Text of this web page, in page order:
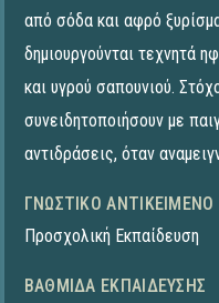
από σόδα και αφρό
δημιουργούνται τεχνητά
και υγρού σαπουνιού.
συνειδητοποιήσουν με
αντιδράσεις, όταν
ΓΝΩΣΤΙΚΌ ΑΝΤΙΚΕΊΜΕΝΟ
Προσχολική Εκπαίδευση
ΒΑΘΜΊΔΑ ΕΚΠΑΊΔΕΥΣΗΣ